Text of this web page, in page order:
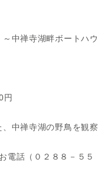
～中禅寺湖畔ボートハウ
円
中禅寺湖の野鳥を観察
電話（０２８８－５５